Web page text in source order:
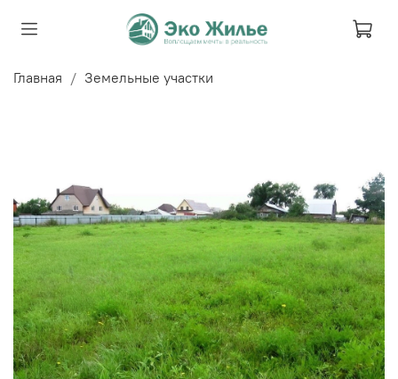
Главная Земельные участки